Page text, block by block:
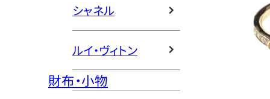
シャネル
ルイ・ヴィトン
財布・小物